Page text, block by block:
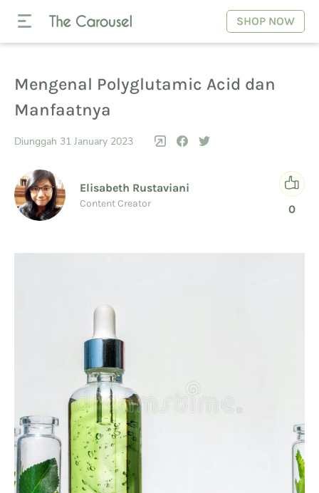
SHOP NOW
Mengenal Polyglutamic Acid dan
Manfaatnya
Diunggah 31 January 2023
Elisabeth Rustaviani
Content Creator 0